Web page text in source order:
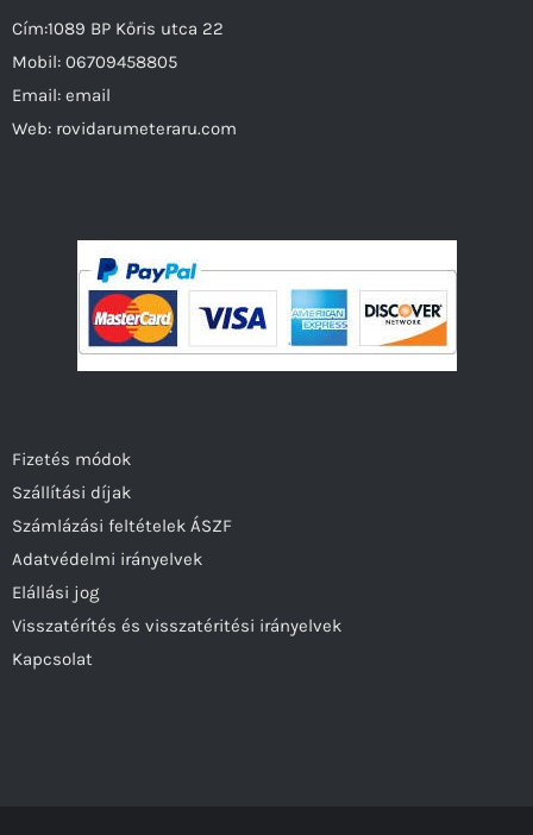
Cím:1089 BP Kőris utca 22
Mobil: 06709458805
Email: email
Web: rovidarumeteraru.com
Fizetés módok
Szállítási díjak
Számlázási feltételek ÁSZF
Adatvédelmi irányelvek
Elállási jog
Visszatérítés és visszatéritési irányelvek
Kapcsolat